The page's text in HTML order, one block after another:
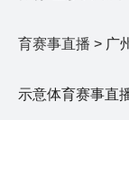
育赛事直播 > 广
示意体育赛事直